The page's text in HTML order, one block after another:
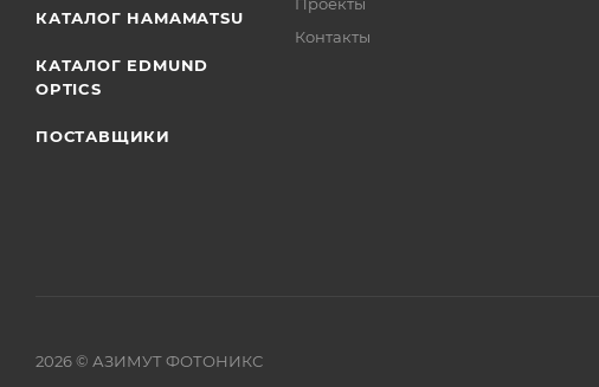
КАТАЛОГ HAMAMATSU
КАТАЛОГ EDMUND
OPTICS
ПОСТАВЩИКИ
Контакты
2026© АЗИМУТ ФОТОНИКС